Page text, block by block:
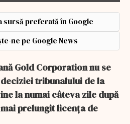
sursă preferată în Google
ne pe Google News
Gold Corporation nu se
tribunalului de la
la numai câteva zile după
prelungit licența de